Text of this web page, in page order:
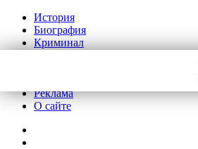
История
Биография
Криминал
Реклама
О сайте